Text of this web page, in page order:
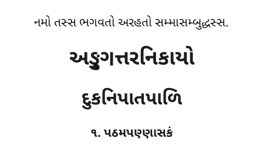
નમો તસ્સ ભગવતો અરહતો સમ્માસમ્બુદ્ધસ્સ.
અઙ્ગુત્તરનિકાયો
દુકનિપાતપાળિ
૧. પઠમપણ્ણાસકં